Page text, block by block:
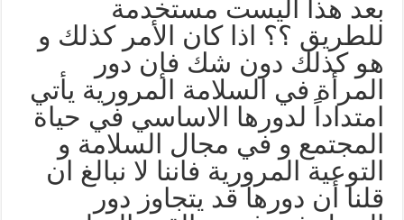
هذا اليست مستخدمة
؟؟ اذا كان الأمر كذلك و
كذلك دون شك فإن دور
في السلامة المرورية يأتي
لدورها الاساسي في حياة
و في مجال السلامة و
المرورية فاننا لا نبالغ ان
أن دورها قد يتجاوز دور